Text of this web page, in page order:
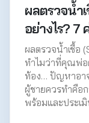
ผลตรวจน้ำ
อย่างไร?
ผลตรวจน้ำเชื้อ
ทำไมว่าที่คุณพ่อ
ท้อง… ปัญหาอา
ผู้ชายควรทำคือ
พร้อมและประเ